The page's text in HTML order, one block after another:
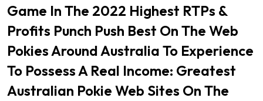
Game In The 2022 Highest RTPs &
Profits Punch Push Best On The Web
Pokies Around Australia To Experience
To Possess A Real Income: Greatest
Australian Pokie Web Sites On The